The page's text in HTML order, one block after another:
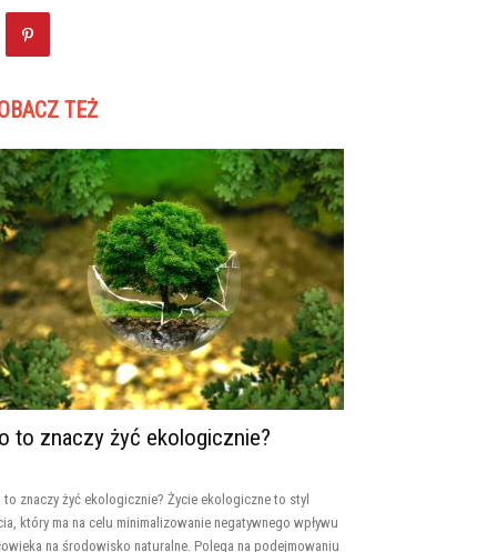
TEŻ
to znaczy żyć ekologicznie?
to znaczy żyć ekologicznie? Życie ekologiczne to styl
który ma na celu minimalizowanie negatywnego wpływu
na środowisko naturalne. Polega na podejmowaniu